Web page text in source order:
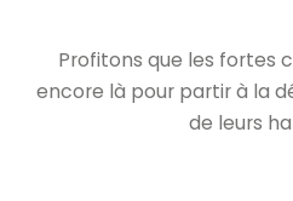
Profitons que les fortes
encore là pour partir à la
de leurs